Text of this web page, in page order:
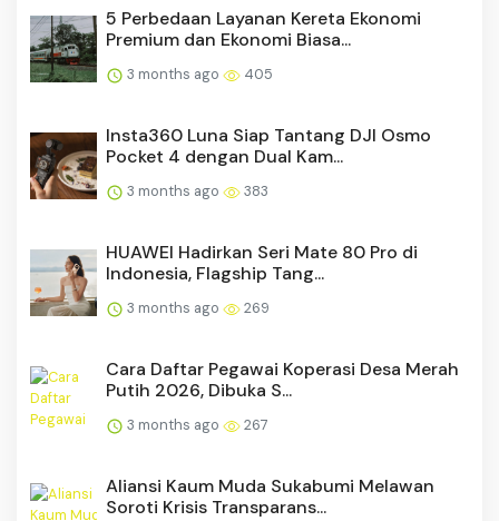
5 Perbedaan Layanan Kereta Ekonomi
Premium dan Ekonomi Biasa...
3 months ago 405
Insta360 Luna Siap Tantang DJI Osmo
Pocket 4 dengan Dual Kam...
3 months ago 383
HUAWEI Hadirkan Seri Mate 80 Pro di
Indonesia, Flagship Tang...
3 months ago 269
Cara Daftar Pegawai Koperasi Desa Merah
Putih 2026, Dibuka S...
3 months ago 267
Aliansi Kaum Muda Sukabumi Melawan
Soroti Krisis Transparans...